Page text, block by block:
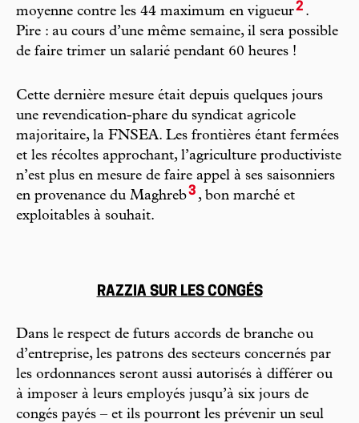
moyenne contre les 44 maximum en vigueur2 .
Pire : au cours d’une même semaine, il sera possible
de faire trimer un salarié pendant 60 heures !
Cette dernière mesure était depuis quelques jours
une revendication-phare du syndicat agricole
majoritaire, la FNSEA. Les frontières étant fermées
et les récoltes approchant, l’agriculture productiviste
n’est plus en mesure de faire appel à ses saisonniers
en provenance du Maghreb3 , bon marché et
exploitables à souhait.
RAZZIA SUR LES CONGÉS
Dans le respect de futurs accords de branche ou
d’entreprise, les patrons des secteurs concernés par
les ordonnances seront aussi autorisés à différer ou
à imposer à leurs employés jusqu’à six jours de
congés payés – et ils pourront les prévenir un seul